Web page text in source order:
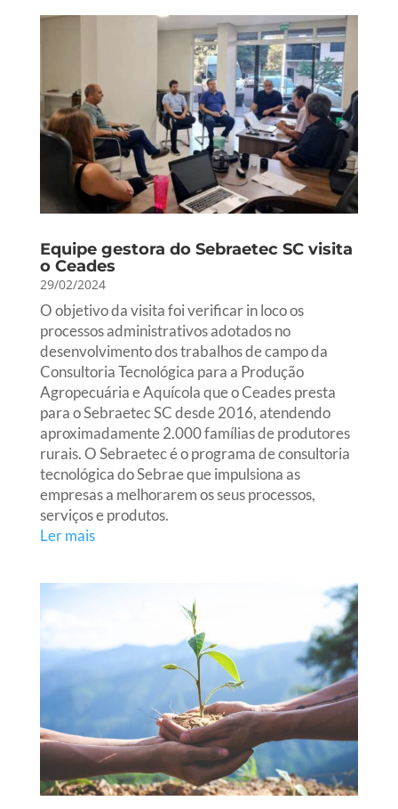
Equipe gestora do Sebraetec SC visita
o Ceades
29/02/2024
O objetivo da visita foi verificar in loco os
processos administrativos adotados no
desenvolvimento dos trabalhos de campo da
Consultoria Tecnológica para a Produção
Agropecuária e Aquícola que o Ceades presta
para o Sebraetec SC desde 2016, atendendo
aproximadamente 2.000 famílias de produtores
rurais. O Sebraetec é o programa de consultoria
tecnológica do Sebrae que impulsiona as
empresas a melhorarem os seus processos,
serviços e produtos.
Ler mais